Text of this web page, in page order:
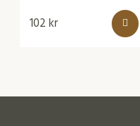
102kr